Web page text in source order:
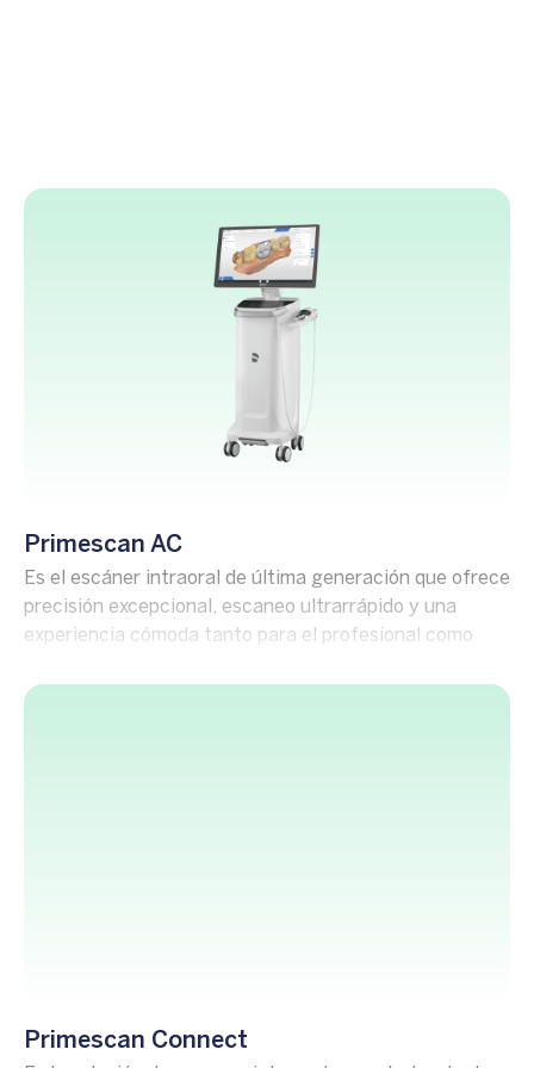
Primescan AC
Es el escáner intraoral de última generación que ofrece
precisión excepcional, escaneo ultrarrápido y una
experiencia cómoda tanto para el profesional como
resultados clínicos confiables.
Primescan Connect